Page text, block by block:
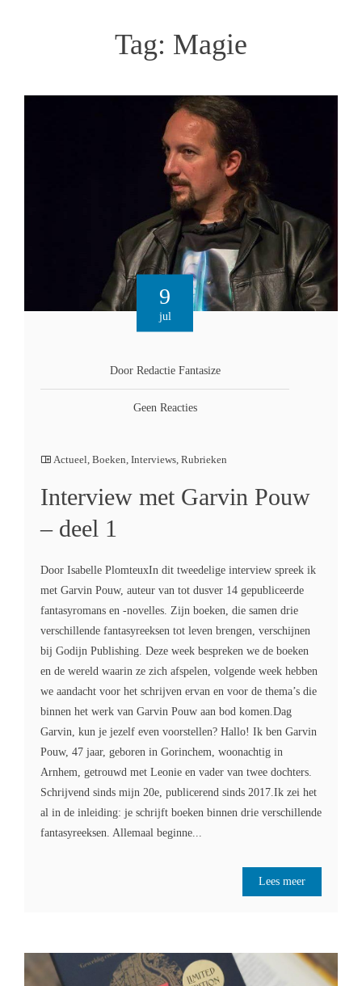
Tag: Magie
9
jul
Door Redactie Fantasize
Geen Reacties
Actueel Boeken Interviews Rubrieken
Interview met Garvin Pouw
– deel 1
Door Isabelle PlomteuxIn dit tweedelige interview spreek ik
met Garvin Pouw, auteur van tot dusver 14 gepubliceerde
fantasyromans en -novelles. Zijn boeken, die samen drie
verschillende fantasyreeksen tot leven brengen, verschijnen
bij Godijn Publishing. Deze week bespreken we de boeken
en de wereld waarin ze zich afspelen, volgende week hebben
we aandacht voor het schrijven ervan en voor de thema’s die
binnen het werk van Garvin Pouw aan bod komen.Dag
Garvin, kun je jezelf even voorstellen? Hallo! Ik ben Garvin
Pouw, 47 jaar, geboren in Gorinchem, woonachtig in
Arnhem, getrouwd met Leonie en vader van twee dochters.
Schrijvend sinds mijn 20e, publicerend sinds 2017.Ik zei het
al in de inleiding: je schrijft boeken binnen drie verschillende
fantasyreeksen. Allemaal beginne...
Lees meer